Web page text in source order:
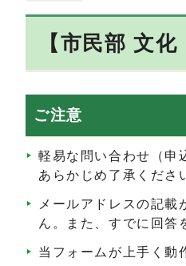
【市民部 文
ご注意
軽易な問い合わせ（申
あらかじめ了承くださ
メールアドレスの記
ん。また、すでに回答
当フォームが上手く動